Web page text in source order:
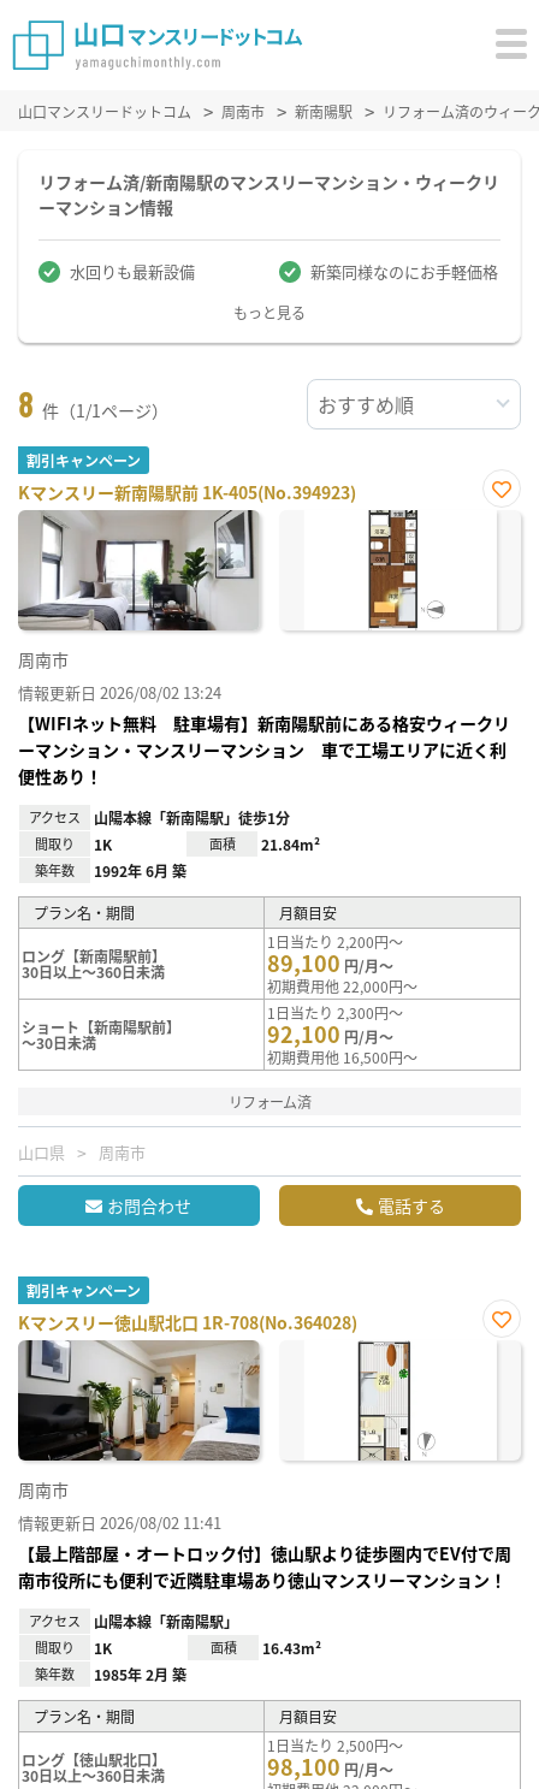
山口マンスリードットコム 周南市 新南陽駅 リフォーム済のウィー
リフォーム済/新南陽駅のマンスリーマンション・ウィークリ
ーマンション情報
水回りも最新設備 新築同様なのにお手軽価格
もっと見る
8 件（1/1ページ）
割引キャンペーン
Kマンスリー新南陽駅前 1K-405(No.394923)
お気
周南市
情報更新日 2026/08/02 13:24
【WIFIネット無料 駐車場有】新南陽駅前にある格安ウィークリ
ーマンション・マンスリーマンション 車で工場エリアに近く利
便性あり！
アクセス 山陽本線「新南陽駅」徒歩1分
間取り 1K 面積 21.84m²
築年数 1992年 6月 築
プラン名・期間 月額目安
ロング【新南陽駅前】
30日以上～360日未満
1日当たり 2,200円～
89,100 円/月～
初期費用他 22,000円～
ショート【新南陽駅前】
～30日未満
1日当たり 2,300円～
92,100 円/月～
初期費用他 16,500円～
リフォーム済
山口県 周南市
お問合わせ 電話する
割引キャンペーン
Kマンスリー徳山駅北口 1R-708(No.364028)
お気
周南市
情報更新日 2026/08/02 11:41
【最上階部屋・オートロック付】徳山駅より徒歩圏内でEV付で周
南市役所にも便利で近隣駐車場あり徳山マンスリーマンション！
アクセス 山陽本線「新南陽駅」
間取り 1K 面積 16.43m²
築年数 1985年 2月 築
プラン名・期間 月額目安
ロング【徳山駅北口】
30日以上～360日未満
1日当たり 2,500円～
98,100 円/月～